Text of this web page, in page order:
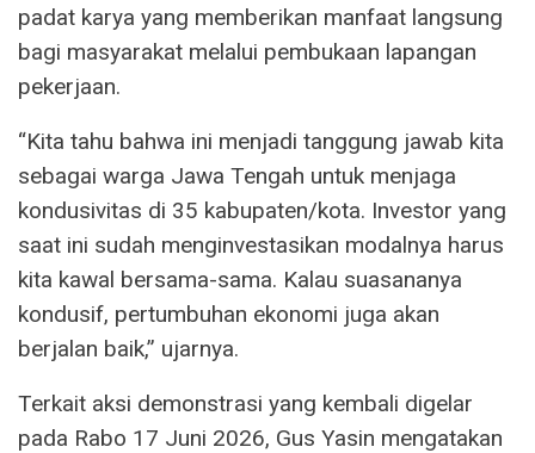
padat karya yang memberikan manfaat langsung
bagi masyarakat melalui pembukaan lapangan
pekerjaan.
“Kita tahu bahwa ini menjadi tanggung jawab kita
sebagai warga Jawa Tengah untuk menjaga
kondusivitas di 35 kabupaten/kota. Investor yang
saat ini sudah menginvestasikan modalnya harus
kita kawal bersama-sama. Kalau suasananya
kondusif, pertumbuhan ekonomi juga akan
berjalan baik,” ujarnya.
Terkait aksi demonstrasi yang kembali digelar
pada Rabo 17 Juni 2026, Gus Yasin mengatakan